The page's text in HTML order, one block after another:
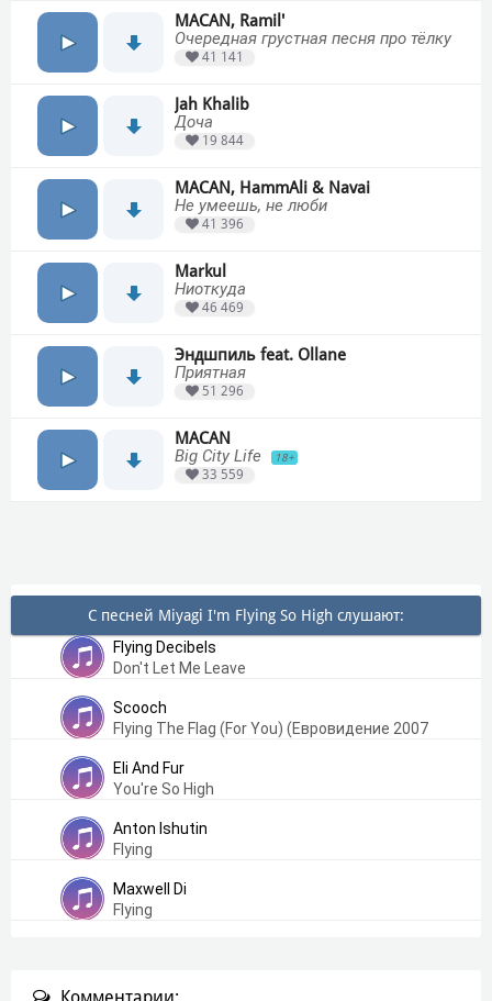
MACAN, Ramil'
Очередная грустная песня про тёлку
41 141
Jah Khalib
Доча
19 844
MACAN, HammAli & Navai
Не умеешь, не люби
41 396
Markul
Ниоткуда
46 469
Эндшпиль feat. Ollane
Приятная
51 296
MACAN
Big City Life
18+
33 559
С песней Miyagi I'm Flying So High слушают:
Flying Decibels
Don't Let Me Leave
Scooch
Flying The Flag (For You) (Евровидение 2007
Eli And Fur
You're So High
Anton Ishutin
Flying
Maxwell Di
Flying